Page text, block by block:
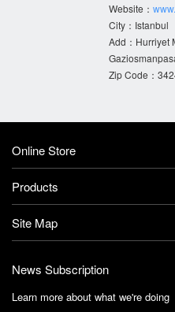
Website：
City：Istanbul
Add：Hurriyet
Zip Code：
Online Store
Products
Site Map
News Subscription
Learn more about what we're doing